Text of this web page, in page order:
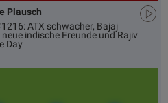
Plausch
ATX schwächer, Bajaj
indische Freunde und Rajiv
Day